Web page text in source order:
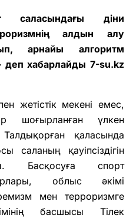
саласындағы діни
алдын алу
арнайы алгоритм
деп хабарлайды 7-su.kz
жетістік мекені емес,
шоғырланған үлкен
қаласында
қауіпсіздігін
Басқосуға спорт
облыс әкімі
мен терроризмге
басшысы Тілек